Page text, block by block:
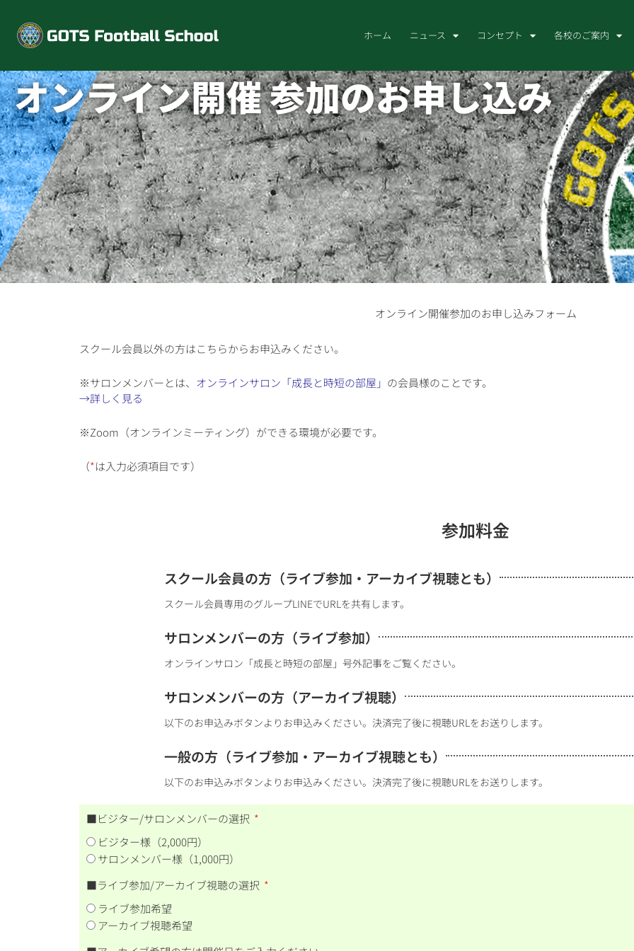
キ
ッ
プ
ホーム ニュース コンセプト 各校のご案内
オンライン開催 参加のお申し込み
オンライン開催参加のお申し込みフォーム
スクール会員以外の方はこちらからお申込みください。
※サロンメンバーとは、 オンラインサロン「成長と時短の部屋」 の会員様のことです。
→詳しく見る
※Zoom（オンラインミーティング）ができる環境が必要です。
（*は入力必須項目です）
参加料金
スクール会員の方（ライブ参加・アーカイブ視聴とも）
スクール会員専用のグループLINEでURLを共有します。
サロンメンバーの方（ライブ参加）
オンラインサロン「成長と時短の部屋」号外記事をご覧ください。
サロンメンバーの方（アーカイブ視聴）
以下のお申込みボタンよりお申込みください。決済完了後に視聴URLをお送りします。
一般の方（ライブ参加・アーカイブ視聴とも）
以下のお申込みボタンよりお申込みください。決済完了後に視聴URLをお送りします。
■ビジター/サロンメンバーの選択
ビジター様（2,000円）
サロンメンバー様（1,000円）
■ライブ参加/アーカイブ視聴の選択
ライブ参加希望
アーカイブ視聴希望